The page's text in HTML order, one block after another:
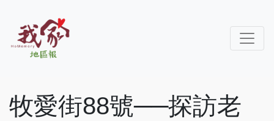
牧愛街88號──探訪老